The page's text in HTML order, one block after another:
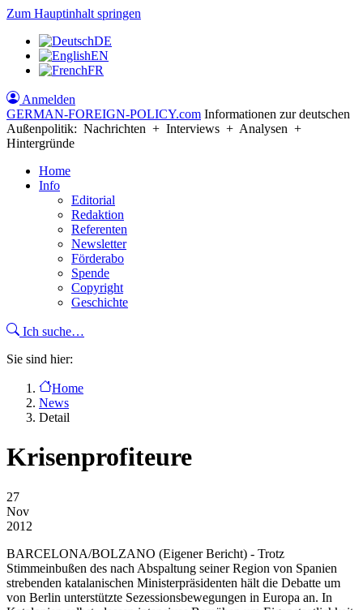
Zum Hauptinhalt springen
DE
EN
FR
Anmelden
GERMAN-FOREIGN-POLICY.com Informationen zur deutschen
Außenpolitik: Nachrichten + Interviews + Analysen +
Hintergründe
Home
Info
Editorial
Redaktion
Referenten
Newsletter
Förderabo
Spende
Copyright
Geschichte
Ich suche…
Sie sind hier:
Home
News
Detail
Krisenprofiteure
27
Nov
2012
BARCELONA/BOLZANO (Eigener Bericht) - Trotz
Stimmeinbußen des nach Abspaltung seiner Region von Spanien
strebenden katalanischen Ministerpräsidenten hält die Debatte um
von Berlin unterstützte Sezessionsbewegungen in Europa an. In